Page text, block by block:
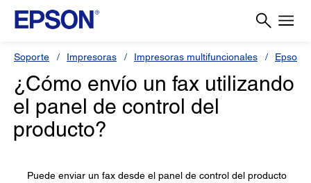
Soporte Impresoras Impresoras multifuncionales Epson
¿Cómo envío un fax utilizando
el panel de control del
producto?
Puede enviar un fax desde el panel de control del producto